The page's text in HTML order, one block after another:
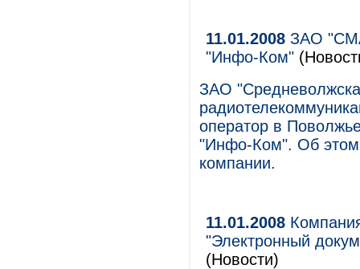
11.01.2008 ЗАО
"Инфо-Ком"
ЗАО
оператор в
"Инфо-Ком". Об этом
компании.
11.01.2008
"Электронный
(Новости)